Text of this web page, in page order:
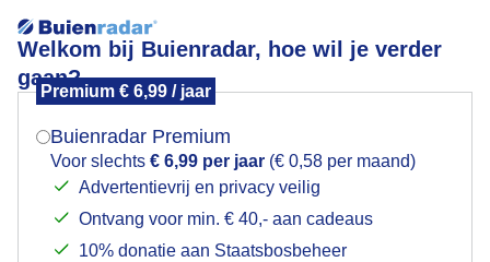
Welkom bij Buienradar, hoe wil je verder
gaan?
Premium € 6,99 / jaar
Buienradar Premium
Voor slechts € 6,99 per jaar (€ 0,58 per maand)
Advertentievrij en privacy veilig
Ontvang voor min. € 40,- aan cadeaus
10% donatie aan Staatsbosbeheer
Zomer
Mogen we je locatie gebruiken voor het
Indien je hier nog geen akkoord op hebt gegeven,
verschijnt er zo een pop-up uit je browser waarin